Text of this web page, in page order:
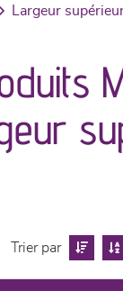
largeur
Trier par